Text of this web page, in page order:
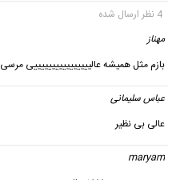
4 نظر ارسال شده
مهناز
بازم مثل همیشه عالییییییییییییییییی مرسی
عباس سلیمانی
عالی بی نظیر
maryam